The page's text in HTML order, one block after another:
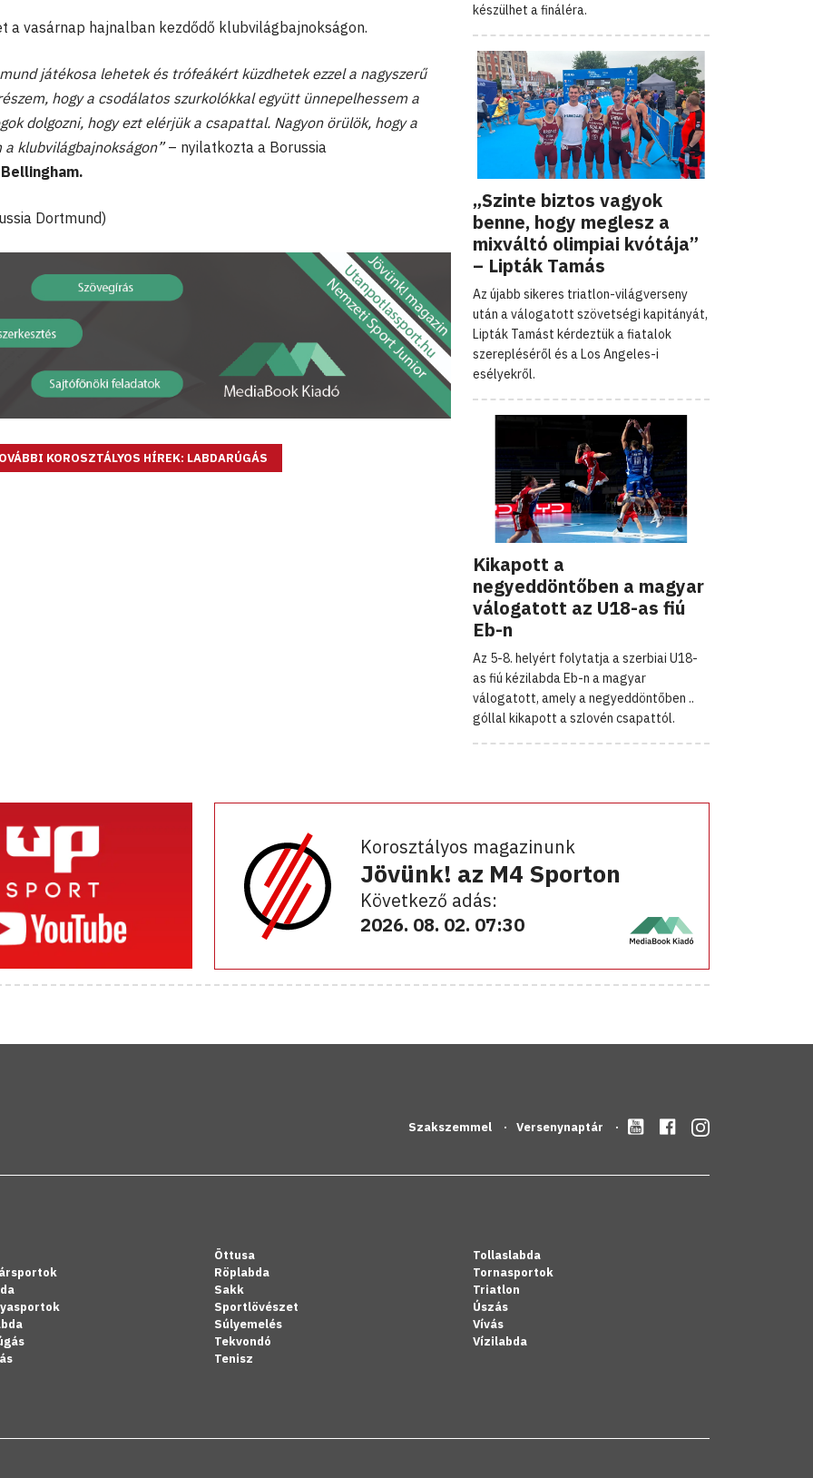
a vasárnap hajnalban kezdődő klubvilágbajnokságon.
játékosa lehetek és trófeákért küzdhetek ezzel a nagyszerű
hogy a csodálatos szurkolókkal együtt ünnepelhessem a
dolgozni, hogy ezt elérjük a csapattal. Nagyon örülök, hogy a
klubvilágbajnokságon”– nyilatkozta a Borussia
Dortmund)
KOROSZTÁLYOS HÍREK: LABDARÚGÁS
készülhet a fináléra.
„Szinte biztos vagyok
benne, hogy meglesz a
mixváltó olimpiai kvótája”
– Lipták Tamás
Az újabb sikeres triatlon-világverseny
után a válogatott szövetségi kapitányát,
Lipták Tamást kérdeztük a fiatalok
szerepléséről és a Los Angeles-i
esélyekről.
Kikapott a
negyeddöntőben a magyar
válogatott az U18-as fiú
Eb-n
Az 5-8. helyért folytatja a szerbiai U18-
as fiú kézilabda Eb-n a magyar
válogatott, amely a negyeddöntőben ..
góllal kikapott a szlovén csapattól.
Korosztályos magazinunk
Jövünk! az M4 Sporton
Következő adás:
2026. 08. 02. 07:30
Szakszemmel Versenynaptár
Öttusa
Röplabda
Sakk
Sportlövészet
Súlyemelés
Tekvondó
Tenisz
Tollaslabda
Tornasportok
Triatlon
Úszás
Vívás
Vízilabda